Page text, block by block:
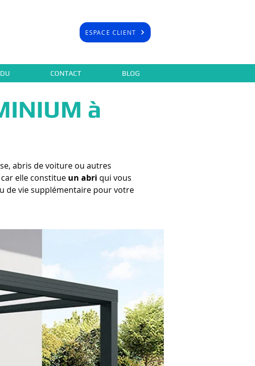
ESPACE CLIENT
CONTACT BLOG
à
abris de voiture ou autres
car elle constitue un abri qui vous
de vie supplémentaire pour votre